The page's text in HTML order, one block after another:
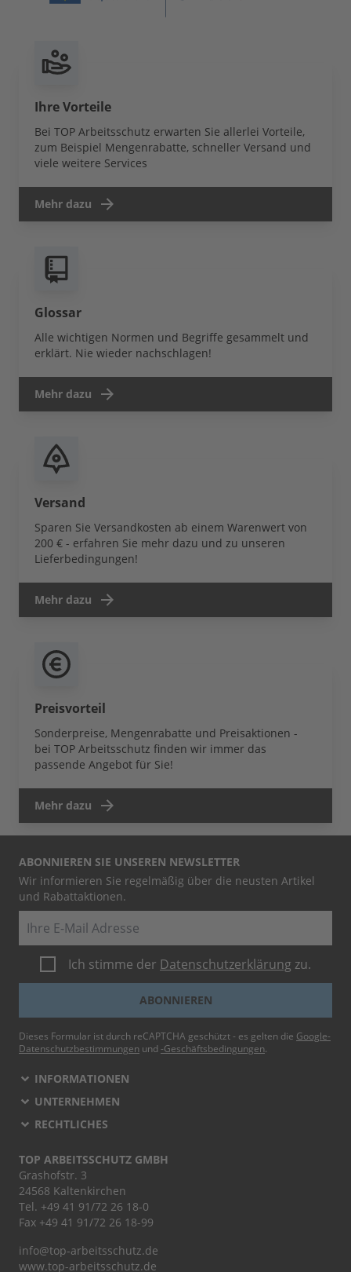
Ihre Vorteile
Bei TOP Arbeitsschutz erwarten Sie allerlei Vorteile,
zum Beispiel Mengenrabatte, schneller Versand und
viele weitere Services
Mehr dazu
Glossar
Alle wichtigen Normen und Begriffe gesammelt und
erklärt. Nie wieder nachschlagen!
Mehr dazu
Versand
Sparen Sie Versandkosten ab einem Warenwert von
200 € - erfahren Sie mehr dazu und zu unseren
Lieferbedingungen!
Mehr dazu
Preisvorteil
Sonderpreise, Mengenrabatte und Preisaktionen -
bei TOP Arbeitsschutz finden wir immer das
passende Angebot für Sie!
Mehr dazu
ABONNIEREN SIE UNSEREN NEWSLETTER
Wir informieren Sie regelmäßig über die neusten Artikel
und Rabattaktionen.
Ich stimme der Datenschutzerklärung zu.
ABONNIEREN
Dieses Formular ist durch reCAPTCHA geschützt - es gelten die Google-
Datenschutzbestimmungen und -Geschäftsbedingungen.
INFORMATIONEN
UNTERNEHMEN
RECHTLICHES
TOP ARBEITSSCHUTZ GMBH
Grashofstr. 3
24568 Kaltenkirchen
Tel. +49 41 91/72 26 18-0
Fax +49 41 91/72 26 18-99
info@top-arbeitsschutz.de
www.top-arbeitsschutz.de